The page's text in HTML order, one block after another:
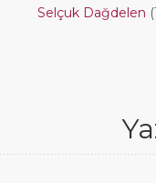
Selçuk Dağdelen